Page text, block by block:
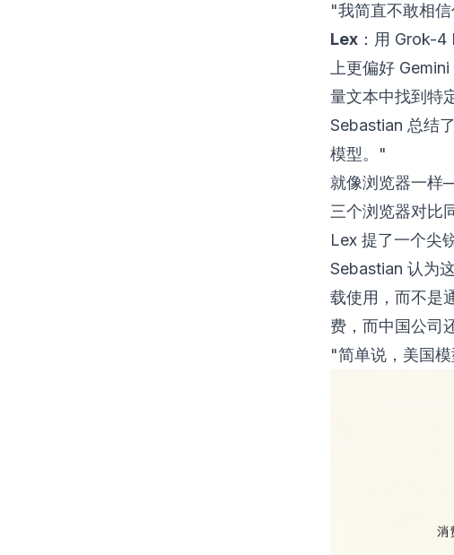
"我简直不敢相
Lex ：用 Grok-
上更偏好
量文本中找到特
Sebastian 总结
模型。"
就像浏览器一样
三个浏览器对比
Lex 提了一个尖
Sebastian 认为
载使用，而不是
费，而中国公司
"简单说，美国